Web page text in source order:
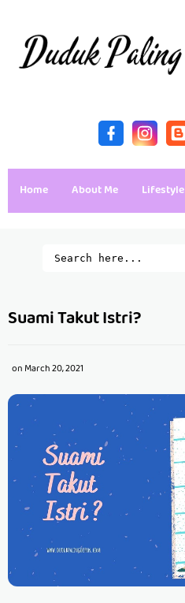
Home About Me Lifestyle
Suami Takut Istri?
onMarch 20, 2021